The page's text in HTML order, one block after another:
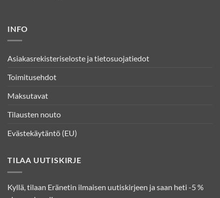
INFO
Asiakasrekisteriseloste ja tietosuojatiedot
Toimitusehdot
Maksutavat
Tilausten nouto
Evästekäytäntö (EU)
TILAA UUTISKIRJE
Kyllä, tilaan Eränetin ilmaisen uutiskirjeen ja saan heti -5 %